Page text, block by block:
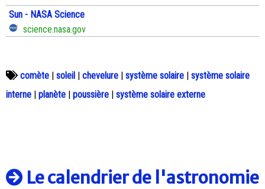
Sun - NASA Science
science.nasa.gov
comète | soleil | chevelure | système solaire | système solaire
interne | planète | poussière | système solaire externe
Le calendrier de l'astronomie